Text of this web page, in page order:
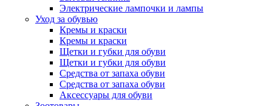
Электрические лампочки и лампы
Уход за обувью
Кремы и краски
Кремы и краски
Щетки и губки для обуви
Щетки и губки для обуви
Средства от запаха обуви
Средства от запаха обуви
Аксессуары для обуви